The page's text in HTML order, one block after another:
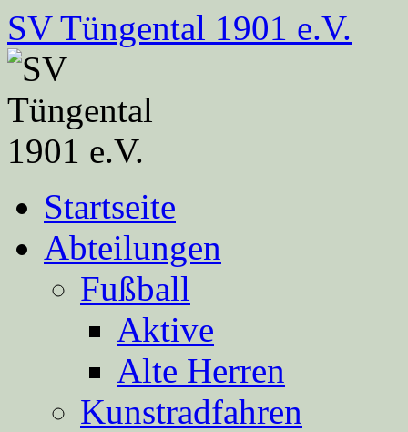
Zum
Inhalt
springen
SV Tüngental 1901 e.V.
Startseite
Abteilungen
Fußball
Aktive
Alte Herren
Kunstradfahren